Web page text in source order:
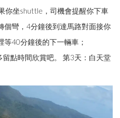
你坐shuttle，司機會提醒你下車
個彎，4分鐘後到達馬路對面接你
等40分鐘後的下一輛車；
點時間欣賞吧。 第3天：白天堂